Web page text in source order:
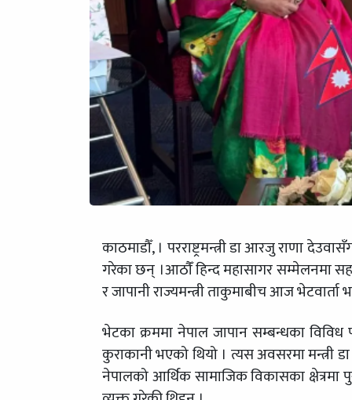
काठमाडौँ, । परराष्ट्रमन्त्री डा आरजु राणा
गरेका छन् ।आठौँं हिन्द महासागर सम्मेलनमा
र जापानी राज्यमन्त्री ताकुमाबीच आज भेटवार्ता
भेटका क्रममा नेपाल जापान सम्बन्धका
कुराकानी भएको थियो । त्यस अवसरमा मन्त्री
नेपालको आर्थिक सामाजिक विकासका क्षेत्रमा